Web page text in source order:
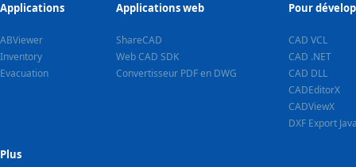
Applications
ABViewer
Inventory
Evacuation
Applications web
ShareCAD
Web CAD SDK
Convertisseur PDF en DWG
Pour
CAD VCL
CAD .NET
CAD DLL
CADEditorX
CADViewX
DXF Export
Plus